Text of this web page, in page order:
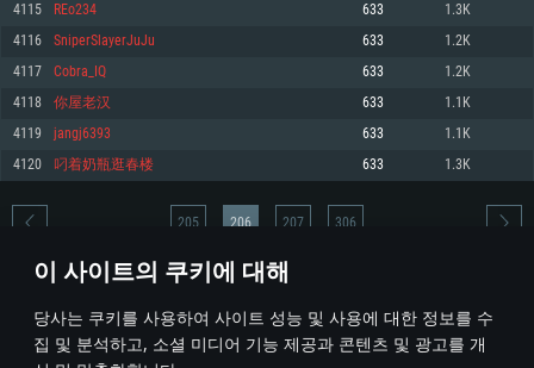
이 사이트의 쿠키에 대해
당사는 쿠키를 사용하여 사이트 성능 및 사용에 대한 정보를 수
집 및 분석하고, 소셜 미디어 기능 제공과 콘텐츠 및 광고를 개
권장 사양
570 혹은 그 이상
여유 저장 공간: 62.2 GB (전체 클라이언트)
권장 사양
네트워크: 브로드밴드 인터넷
여유 저장 공간: 62.2 GB (전체 클라이언트)
권장 사양
운영체제: Ubuntu 20.04 64bit
프로세서: Intel Core i7
메모리: 16 GB
그래픽 카드: Vulkan 을 지원하고, 최신 그래픽 드라이버를 지원하는 NVIDIA
1060 (6개월 미만) 혹은 그와 동급의 성능을 가지며 최신 그래픽 드라이버를
지원하는 AMD RX 570 (6개월 미만; 최소사양 지원 해상도 720p) 이상
여유 저장 공간: 62.2 GB (전체 클라이언트)
4115 REo234 633 1.3K
4116 SniperSlayerJuJu 633 1.2K
4117 Cobra_IQ 633 1.2K
4118 你屋老汉 633 1.1K
4119 jangj6393 633 1.1K
4120 叼着奶瓶逛春楼 633 1.3K
* 순위표는 매일 1회 갱신됩니다
205 206 207 306